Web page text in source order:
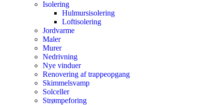
Isolering
Hulmursisolering
Loftisolering
Jordvarme
Maler
Murer
Nedrivning
Nye vinduer
Renovering af trappeopgang
Skimmelsvamp
Solceller
Strømpeforing